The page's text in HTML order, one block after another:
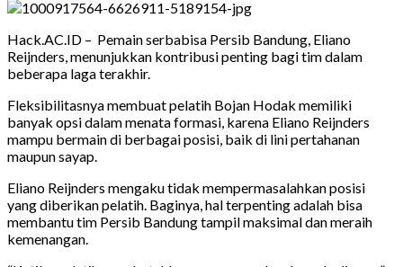
Hack.AC.ID – Pemain serbabisa Persib Bandung, Eliano
Reijnders, menunjukkan kontribusi penting bagi tim dalam
beberapa laga terakhir.
Fleksibilitasnya membuat pelatih Bojan Hodak memiliki
banyak opsi dalam menata formasi, karena Eliano Reijnders
mampu bermain di berbagai posisi, baik di lini pertahanan
maupun sayap.
Eliano Reijnders mengaku tidak mempermasalahkan posisi
yang diberikan pelatih. Baginya, hal terpenting adalah bisa
membantu tim Persib Bandung tampil maksimal dan meraih
kemenangan.